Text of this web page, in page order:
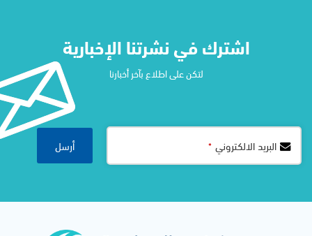
اشترك في نشرتنا الإخبارية​
لتكن على اطلاع بآخر أخبارنا
Contact
Email
*
البريد الالكتروني * أرسل